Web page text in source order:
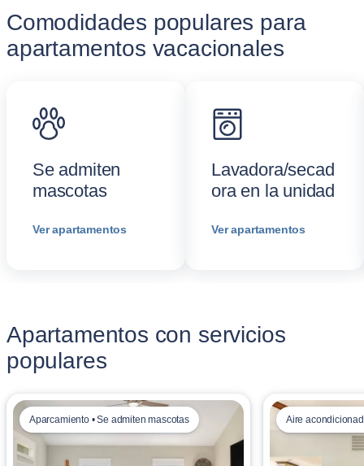
Comodidades populares para
apartamentos vacacionales
Se admiten
mascotas
Ver apartamentos
Lavadora/secad
ora en la unidad
Ver apartamentos
Apartamentos con servicios
populares
Aparcamiento • Se admiten mascotas Aire